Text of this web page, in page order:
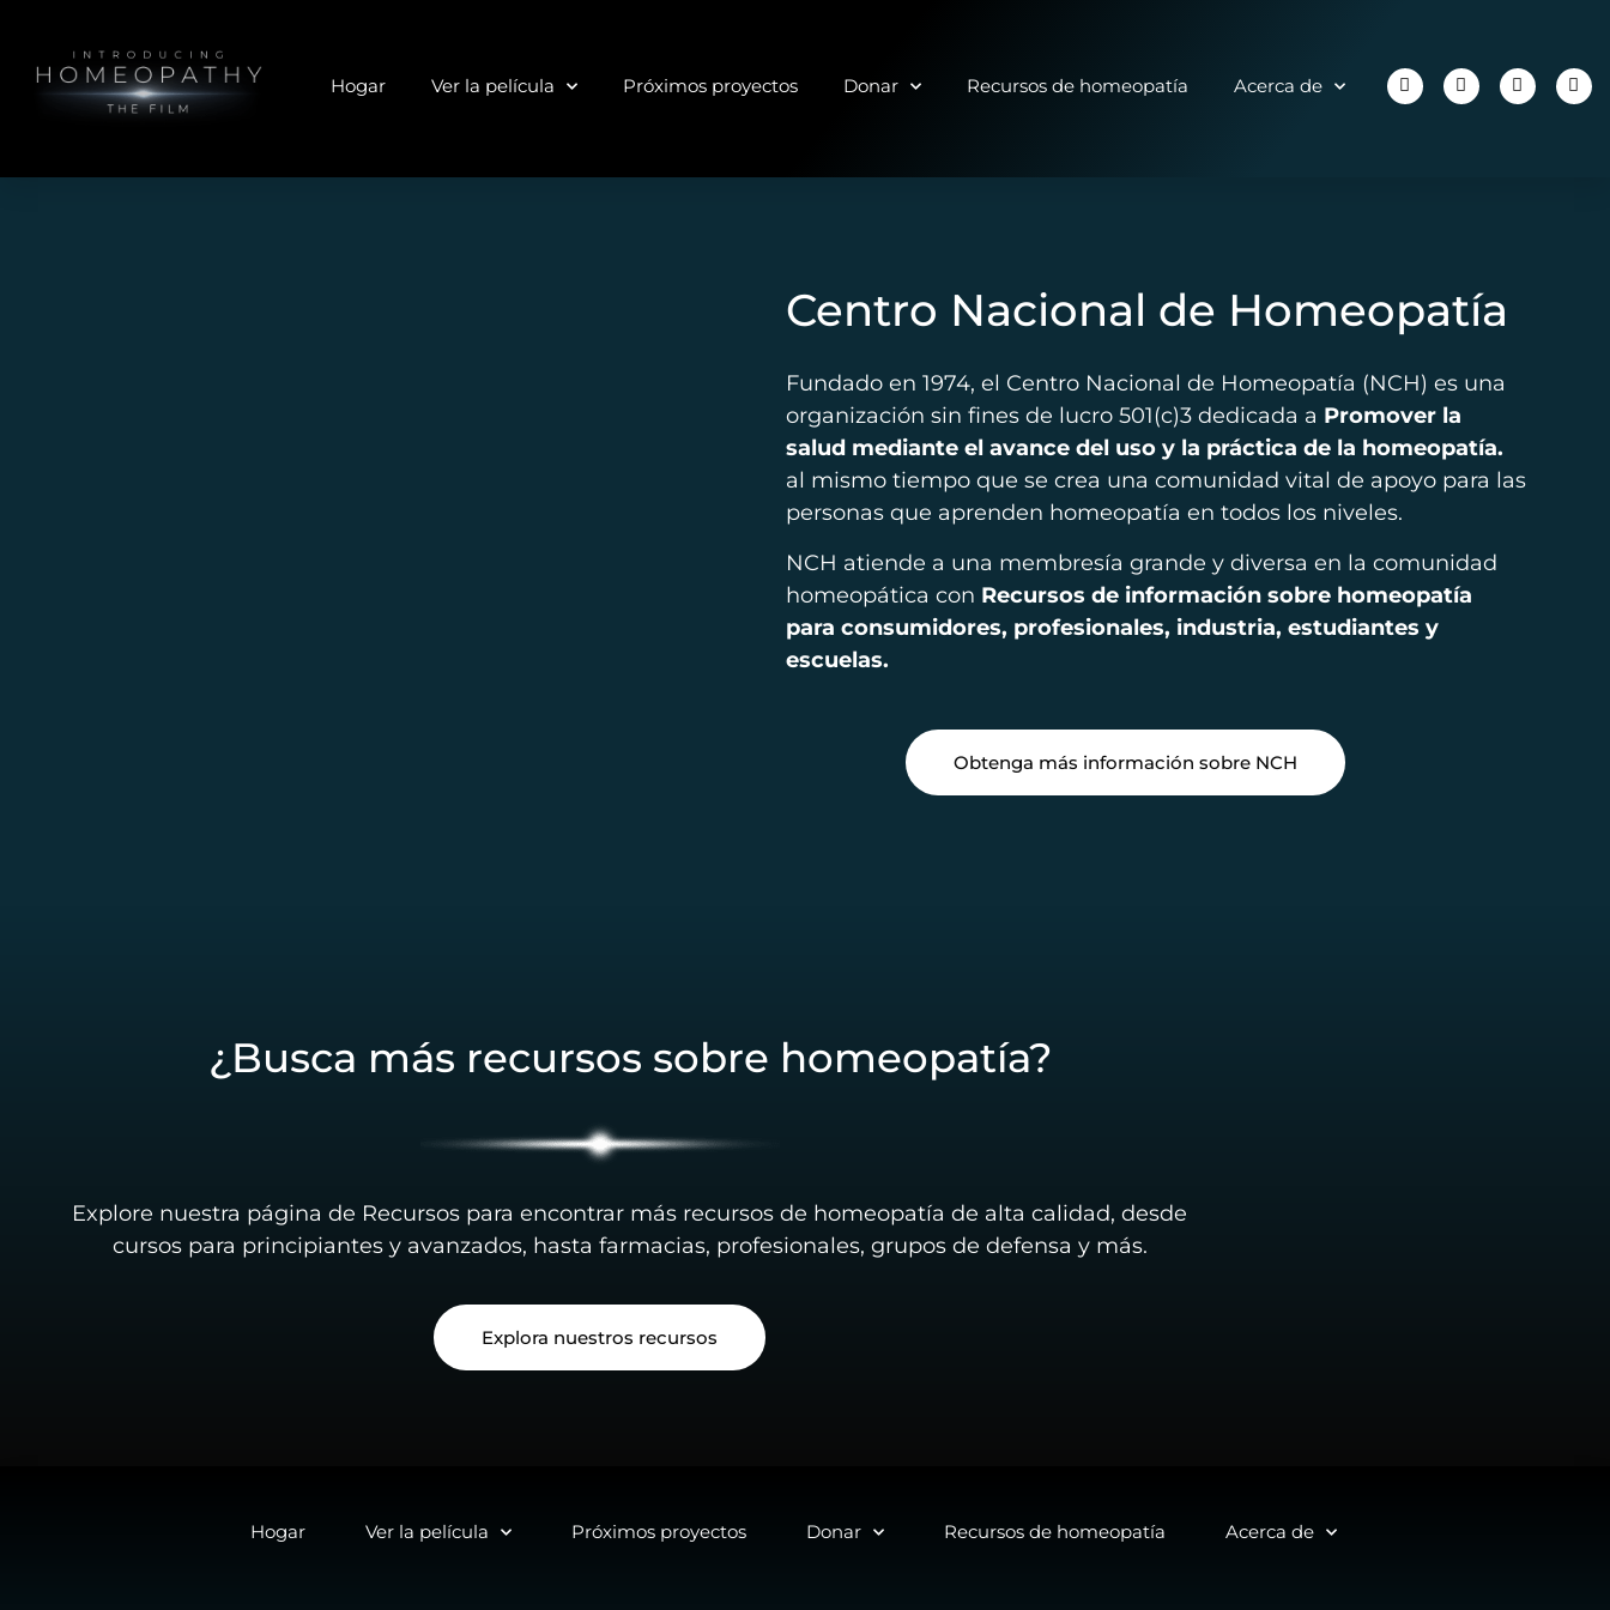
Hogar Ver la película Próximos proyectos Donar Recursos de homeopatía Acerca de
Centro Nacional de Homeopatía
Fundado en 1974, el Centro Nacional de Homeopatía (NCH) es una
organización sin fines de lucro 501(c)3 dedicada a Promover la
salud mediante el avance del uso y la práctica de la homeopatía.
al mismo tiempo que se crea una comunidad vital de apoyo para las
personas que aprenden homeopatía en todos los niveles.
NCH atiende a una membresía grande y diversa en la comunidad
homeopática con Recursos de información sobre homeopatía
para consumidores, profesionales, industria, estudiantes y
escuelas.
Obtenga más información sobre NCH
¿Busca más recursos sobre homeopatía?
Explore nuestra página de Recursos para encontrar más recursos de homeopatía de alta calidad, desde
cursos para principiantes y avanzados, hasta farmacias, profesionales, grupos de defensa y más.
Explora nuestros recursos
Hogar Ver la película Próximos proyectos Donar Recursos de homeopatía Acerca de